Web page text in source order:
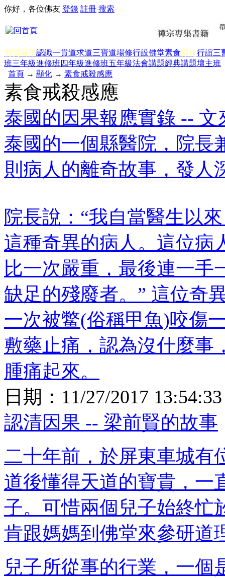
你好，各位佛友 登錄 註冊 搜索
前賢著作認識一貫道求道三寶道場修行設佛堂素食顯化行誼三
班三年級進修班四年級進修班五年級法會講題經典講題壇主班
首頁 → 顯化 → 素食戒殺感應
素食戒殺感應
泰國的因果報應實錄 -- 文
泰國的一個縣醫院，院長
則病人的離奇故事，發人
院長說：“我自當醫生以
這種奇異的病人。這位病
比一次嚴重，最後連一手
缺足的殘廢者。” 這位奇
一次被鱉(俗稱甲魚)咬傷
敷藥止痛，認為沒什麼事
腫痛起來。
日期： 11/27/2017 13:54:33
認清因果 -- 梁前賢的故事
二十年前，於屏東車城有
道後懂得天道的寶貴，一
子。可惜兩個兒子始終忙
肯跟媽媽到佛堂來參研道
兒子所從事的行業，一個